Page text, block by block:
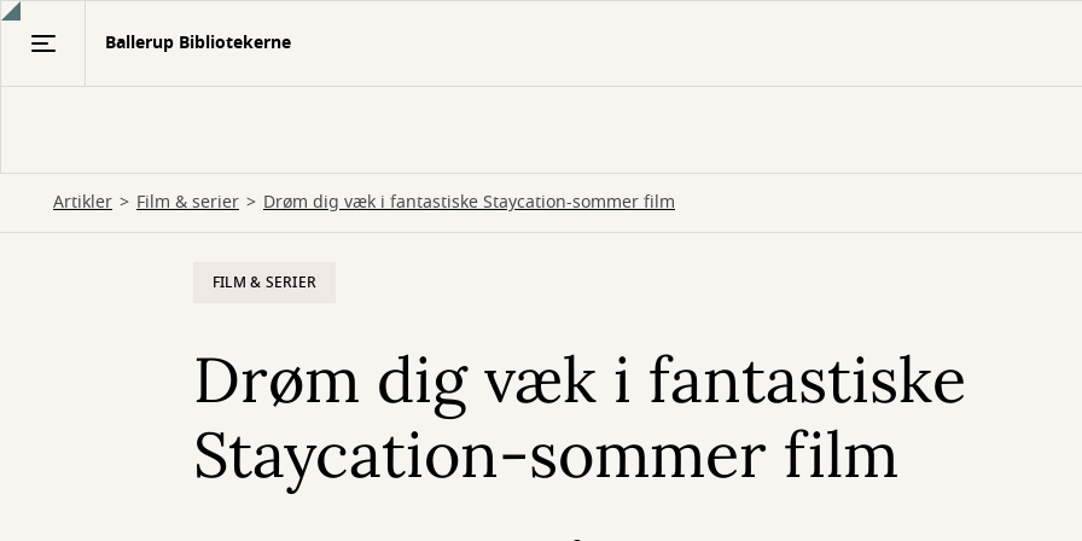
Gå
Ballerup Bibliotekerne
Artikler Film & serier Drøm dig væk i fantastiske Staycation-sommer film
FILM & SERIER
Drøm dig væk i fantastiske
Staycation-sommer film